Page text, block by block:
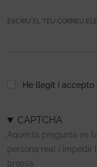
ESCRIU EL TEU CORREU
He llegit i accepto
CAPTCHA
Aquesta pregunta es
persona real i impedir
brossa.